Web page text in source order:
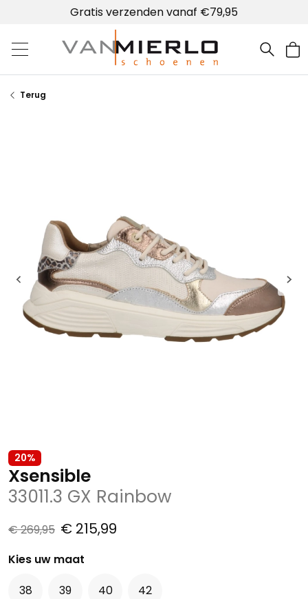
Gratis verzenden vanaf €79,95
Home | Van Mierlo schoenen
Terug
20%
Xsensible
33011.3 GX Rainbow
€ 269,95 € 215,99
Kies uw maat
38
39 40 42